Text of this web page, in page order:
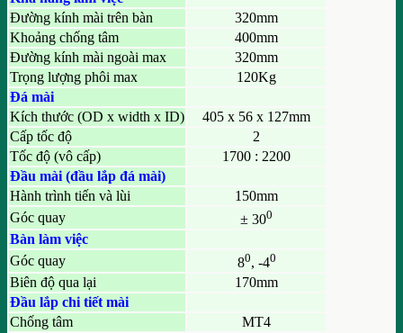
Đường kính mài trên bàn
320mm
Khoảng chống tâm
400mm
Đường kính mài ngoài max
320mm
Trọng lượng phôi max
120Kg
Đá mài
Kích thước (OD x width x ID)
405 x 56 x 127mm
Cấp tốc độ
2
Tốc độ (vô cấp)
1700 : 2200
Đầu mài (đầu lắp đá mài)
Hành trình tiến và lùi
150mm
Góc quay
± 300
Bàn làm việc
Góc quay
80, -40
Biên độ qua lại
170mm
Đầu lắp chi tiết mài
Chống tâm
MT4